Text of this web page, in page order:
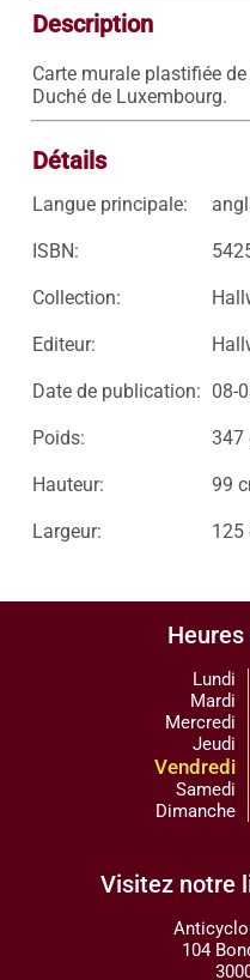
Description
Carte murale plastifiée
Duché de Luxembourg.
Détails
Langue principale:
ISBN:
Collection:
Editeur:
Date de publication: 08-
Poids: 347
Hauteur: 99
Largeur: 125
Lundi
Mardi
Mercredi
Jeudi
Vendredi
Samedi
Dimanche
Visitez notre
104